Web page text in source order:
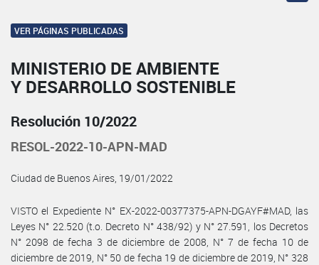
VER PÁGINAS PUBLICADAS
MINISTERIO DE AMBIENTE
Y DESARROLLO SOSTENIBLE
Resolución 10/2022
RESOL-2022-10-APN-MAD
Ciudad de Buenos Aires, 19/01/2022
VISTO el Expediente N° EX-2022-00377375-APN-DGAYF#MAD, las
Leyes N° 22.520 (t.o. Decreto N° 438/92) y N° 27.591, los Decretos
N° 2098 de fecha 3 de diciembre de 2008, N° 7 de fecha 10 de
diciembre de 2019, N° 50 de fecha 19 de diciembre de 2019, N° 328